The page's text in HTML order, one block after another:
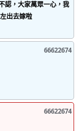
認，大家萬眾一心，我
出去嫁啦
66622674
66622674